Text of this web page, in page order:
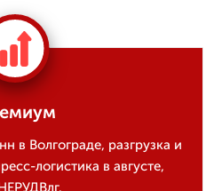
в Волгограде, разгрузка и
логистика в августе,